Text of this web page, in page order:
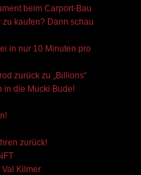
beim Carport-Bau
kaufen? Dann schau
in nur 10 Minuten pro
zurück zu „Billions“
in die Mucki Bude!
zurück!
Kilmer